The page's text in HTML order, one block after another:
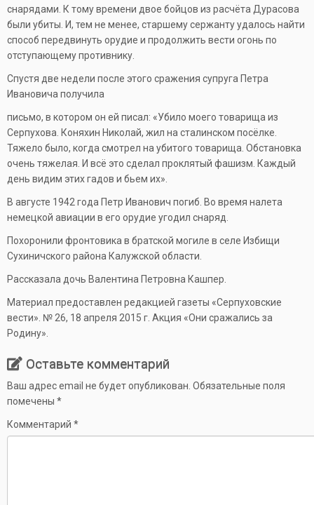
снарядами. К тому времени двое бойцов из расчёта Дурасова
были убиты. И, тем не менее, старшему сержанту удалось найти
способ передвинуть орудие и продолжить вести огонь по
отступающему противнику.
Спустя две недели после этого сражения супруга Петра
Ивановича получила
письмо, в котором он ей писал: «Убило моего товарища из
Серпухова. Коняхин Николай, жил на сталинском посёлке.
Тяжело было, когда смотрел на убитого товарища. Обстановка
очень тяжелая. И всё это сделал проклятый фашизм. Каждый
день видим этих гадов и бьем их».
В августе 1942 года Петр Иванович погиб. Во время налета
немецкой авиации в его орудие угодил снаряд.
Похоронили фронтовика в братской могиле в селе Избищи
Сухиничского района Калужской области.
Рассказала дочь Валентина Петровна Кашпер.
Материал предоставлен редакцией газеты «Серпуховские
вести». № 26, 18 апреля 2015 г. Акция «Они сражались за
Родину».
Оставьте комментарий
Ваш адрес email не будет опубликован. Обязательные поля
помечены *
Комментарий *